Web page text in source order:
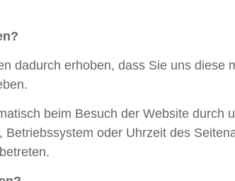
dadurch erhoben, dass Sie uns
beim Besuch der Website durch
Betriebssystem oder Uhrzeit des